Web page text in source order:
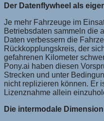
Der Datenflywheel als
Je mehr Fahrzeuge im
Betriebsdaten sammeln die
Daten verbessern die
Rückkopplungskreis, der
gefahrenen Kilometer
Pony.ai haben diesen
Strecken und unter
nicht replizieren können. Er
Lizenznahme allein
Die intermodale Dimension